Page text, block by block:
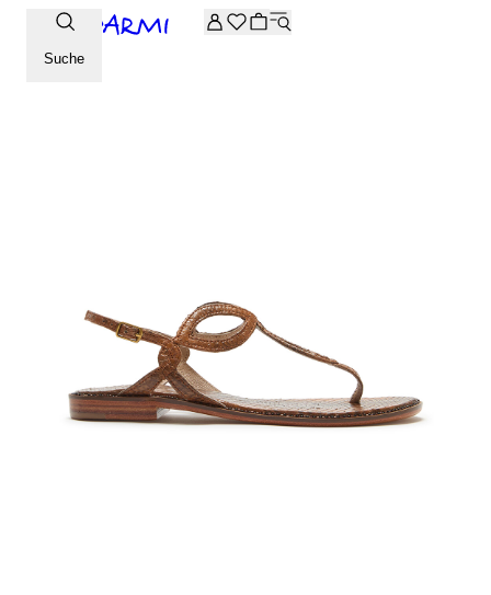
Zusätzliche -20 % Rabatt auf die Archive-Auswahl. Geben Sie
Suche